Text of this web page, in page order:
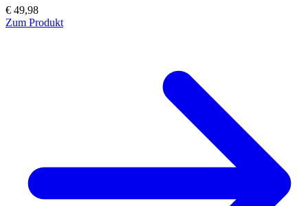
€ 49,98
Zum Produkt